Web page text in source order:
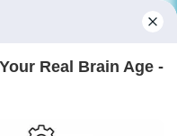
sumber yang tepat.